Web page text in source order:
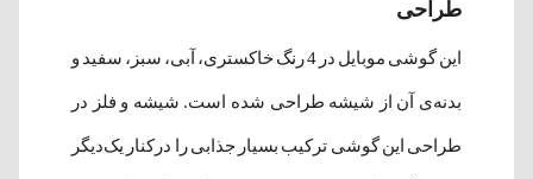
طراحی
این گوشی موبایل در 4 رنگ خاکستری، آبی، سبز، سفید و
بدنه‌ی آن از شیشه‌ طراحی شده ‌است. شیشه و فلز در
طراحی این گوشی ترکیب بسیار جذابی را درکنار یک‌دیگر